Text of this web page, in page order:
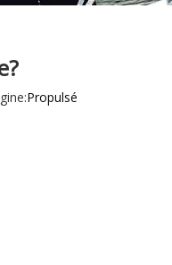
Propulsé